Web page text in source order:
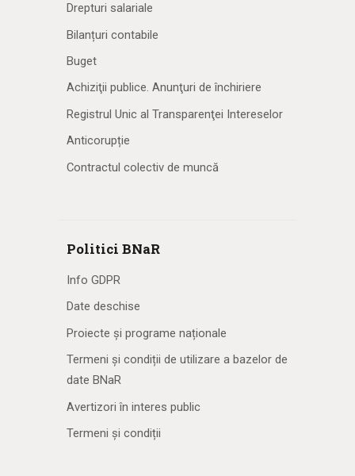
Drepturi salariale
Bilanțuri contabile
Buget
Achiziţii publice. Anunţuri de închiriere
Registrul Unic al Transparenţei Intereselor
Anticorupție
Contractul colectiv de muncă
Politici BNaR
Info GDPR
Date deschise
Proiecte și programe naționale
Termeni și condiții de utilizare a bazelor de
date BNaR
Avertizori în interes public
Termeni și condiții